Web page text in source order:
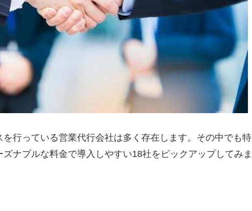
成果報酬｜300時間以上営業実務経験のある営業スタッフだけ
アポ代行会社
ルバーライニング｜営業研修や商談後の支援サービスも充実して
行会社
ソウ・ヒューマニーセンター｜週次で業務改善を行ってくれるテ
ールスジャパン｜経費削減に特化したコンサルティングサービス
アポ代行会社
キャリア｜直接雇用したアウトバウンド専門チームが対応する
社
を行っている営業代行会社は多く存在します。その中でも特
ナブルな料金で導入しやすい18社をピックアップしてみま